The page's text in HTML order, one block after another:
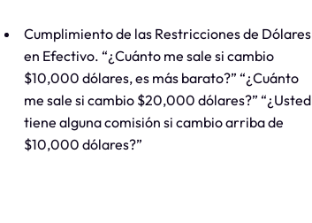
Cumplimiento de las Restricciones de Dólares
en Efectivo. “¿Cuánto me sale si cambio
$10,000 dólares, es más barato?” “¿Cuánto
me sale si cambio $20,000 dólares?” “¿Usted
tiene alguna comisión si cambio arriba de
$10,000 dólares?”